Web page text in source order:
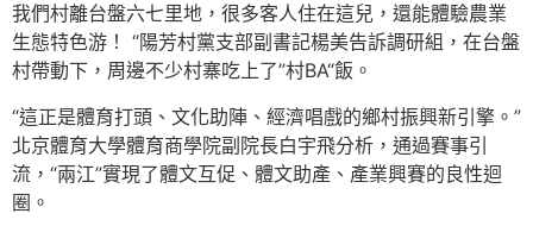
我們村離台盤六七里地，很多客人住在這兒，還能體驗農業
生態特色游！ “陽芳村黨支部副書記楊美告訴調研組，在台盤
村帶動下，周邊不少村寨吃上了”村BA“飯。
“這正是體育打頭、文化助陣、經濟唱戲的鄉村振興新引擎。”
北京體育大學體育商學院副院長白宇飛分析，通過賽事引
流，“兩江”實現了體文互促、體文助產、產業興賽的良性迴
圈。